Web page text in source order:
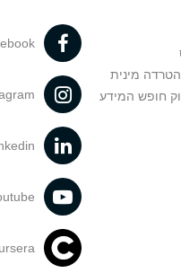
מינית
חופש המידע